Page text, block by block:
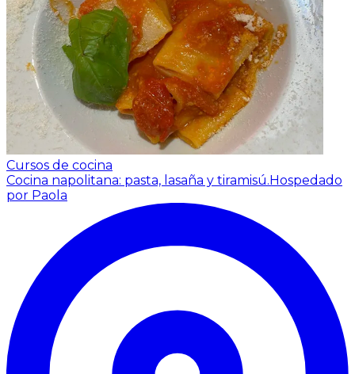
Cursos de cocina
Cocina napolitana: pasta, lasaña y tiramisú.Hospedado
por Paola